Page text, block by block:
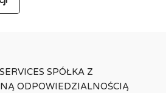
SPÓŁKA Z
ODPOWIEDZIALNOŚCIĄ